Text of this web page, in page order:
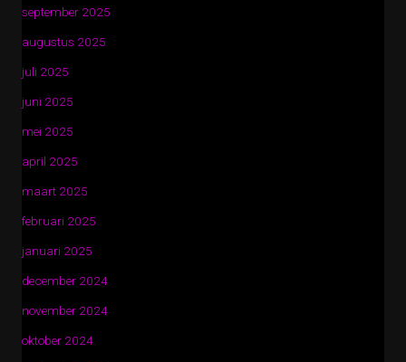
september 2025
augustus 2025
juli 2025
juni 2025
mei 2025
april 2025
maart 2025
februari 2025
januari 2025
december 2024
november 2024
oktober 2024